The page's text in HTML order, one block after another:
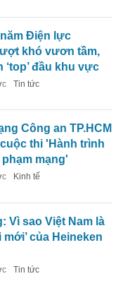
Điện lực
khó vươn tầm,
‘top’ đầu khu vực
Tin tức
Công an TP.HCM
thi 'Hành trình
mạng'
Kinh tế
Vì sao Việt Nam là
mới’ của Heineken
Tin tức